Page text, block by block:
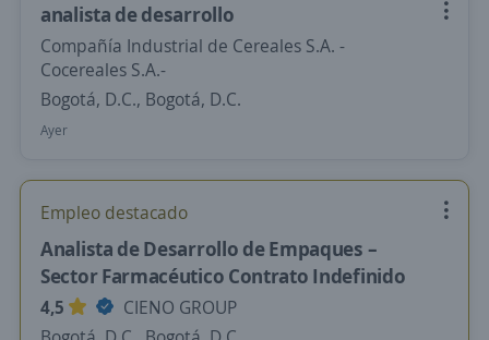
analista de desarrollo
Compañía Industrial de Cereales S.A. -
Cocereales S.A.-
Bogotá, D.C., Bogotá, D.C.
Ayer
Empleo destacado
Analista de Desarrollo de Empaques –
Sector Farmacéutico Contrato Indefinido
4,5
CIENO GROUP